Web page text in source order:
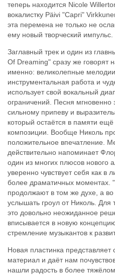
теперь находится Nicole
вокалистку Päivi "Capri"
эта перемена не только не
ему новый творческий импульс.
Заглавный трек и один из
Of Dreaming" сразу же говорят
именно: великолепные
инструментальная работа и
использует свой вокальный
ограничений. Песня мгновенно
сильному припеву и
который остаётся в памяти
композиции. Вообще Николь
положительное впечатление.
действительно напоминает
один из многих плюсов нового
уверенно чувствует себя как в
более драматичных моментах.
продолжают в том же духе, а
услышать гроул от Николь. Для
это довольно неожиданное
вписывается в новую
стремление музыкантов к
Новая пластинка
материал и даёт нам
нашли радость в более